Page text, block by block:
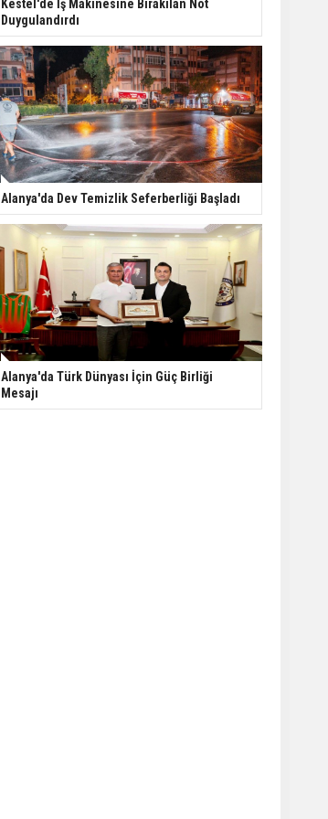
Kestel'de İş Makinesine Bırakılan Not
Duygulandırdı
Alanya'da Dev Temizlik Seferberliği Başladı
Alanya'da Türk Dünyası İçin Güç Birliği
Mesajı